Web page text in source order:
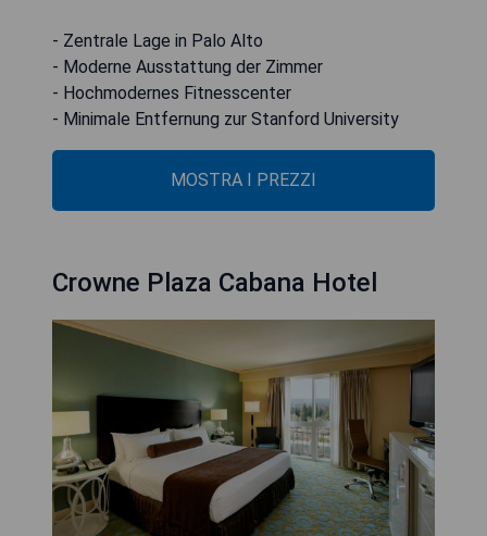
- Zentrale Lage in Palo Alto
- Moderne Ausstattung der Zimmer
- Hochmodernes Fitnesscenter
- Minimale Entfernung zur Stanford University
MOSTRA I PREZZI
Crowne Plaza Cabana Hotel